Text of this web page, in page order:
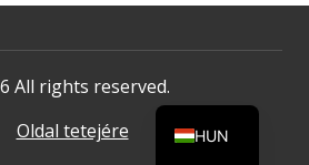
All rights reserved.
Oldal tetejére
HUN